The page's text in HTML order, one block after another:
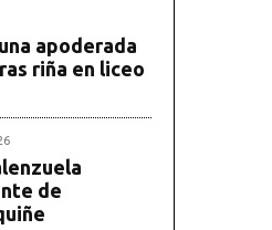
apoderada
riña en liceo
de